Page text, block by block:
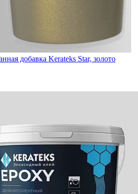
добавка Kerateks Star, золото